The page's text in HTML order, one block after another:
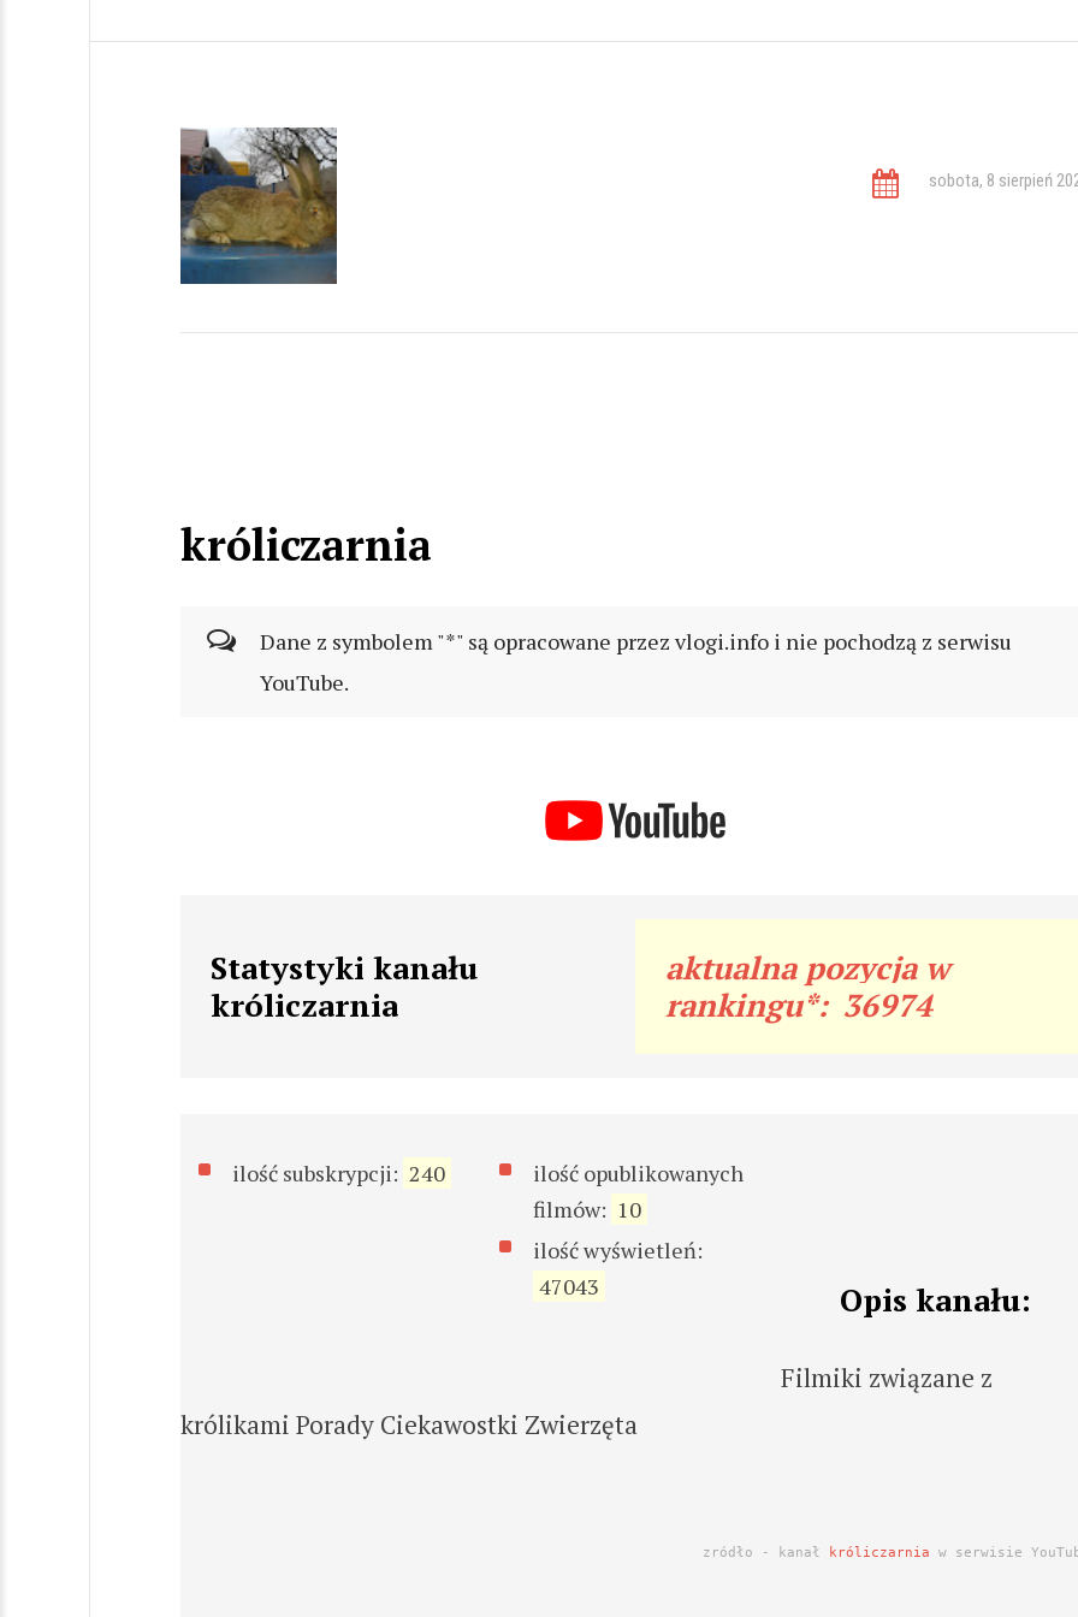
sobota, 8 sierpień
króliczarnia
Dane z symbolem "*" są opracowane przez vlogi.info i nie pochodzą z serwisu
YouTube.
Statystyki kanału
króliczarnia
aktualna pozycja w
rankingu*: 36974
ilość subskrypcji: 240
ilość opublikowanych
filmów: 10
ilość wyświetleń:
47043
Opis kanału:
Filmiki związane z
królikami Porady Ciekawostki Zwierzęta
zródło - kanał króliczarnia w serwisie